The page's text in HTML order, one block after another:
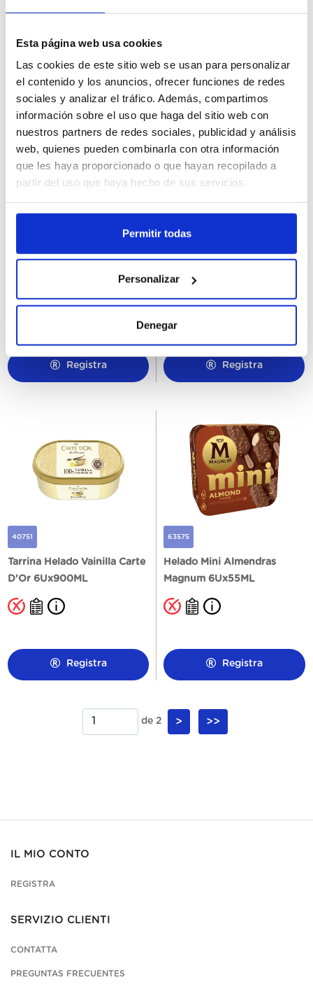
Esta página web usa cookies
Las cookies de este sitio web se usan para personalizar
el contenido y los anuncios, ofrecer funciones de redes
sociales y analizar el tráfico. Además, compartimos
información sobre el uso que haga del sitio web con
nuestros partners de redes sociales, publicidad y análisis
web, quienes pueden combinarla con otra información
que les haya proporcionado o que hayan recopilado a
partir del uso que haya hecho de sus servicios.
Permitir todas
Personalizar
Denegar
Registra Registra
Tarrina Helado Cookie
Registra
37413
Cheesecake B&J 465ML
Registra
40751
Tarrina Helado Vainilla Carte
D'Or 6Ux900ML
Registra
63575
Helado Mini Almendras
Magnum 6Ux55ML
Registra
de 2 > >>
IL MIO CONTO
REGISTRA
SERVIZIO CLIENTI
CONTATTA
PREGUNTAS FRECUENTES